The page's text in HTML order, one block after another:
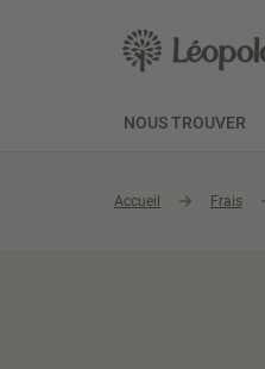
NOUS TROUVER
Accueil Frais